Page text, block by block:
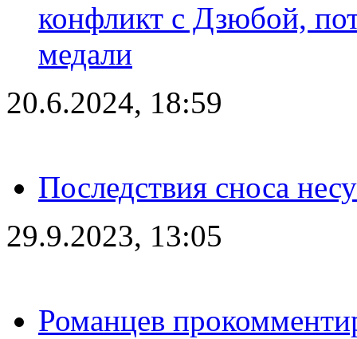
конфликт с Дзюбой,
медали
20.6.2024, 18:59
Последствия сноса
29.9.2023, 13:05
Романцев